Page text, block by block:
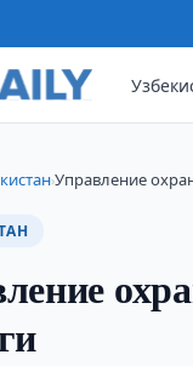
›Управление